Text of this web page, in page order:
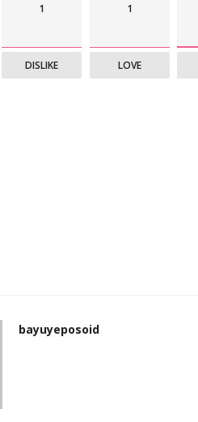
1
DISLIKE
1
LOVE
bayuyeposoid